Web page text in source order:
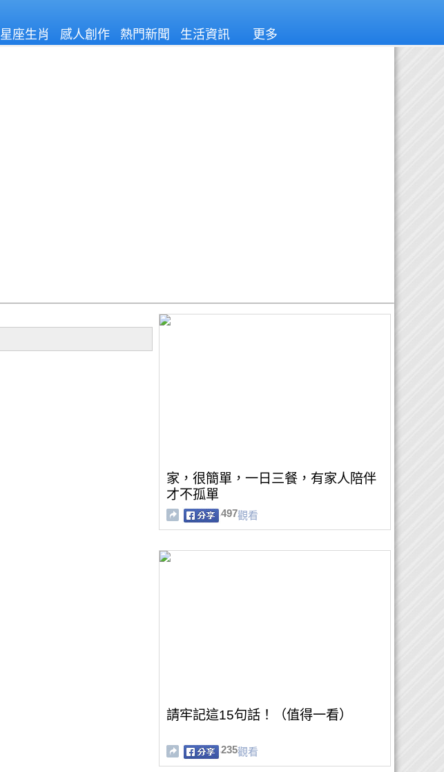
星座生肖 感人創作 熱門新聞 生活資訊 更多
家，很簡單，一日三餐，有家人陪伴
才不孤單
497觀看
請牢記這15句話！（值得一看）
235觀看